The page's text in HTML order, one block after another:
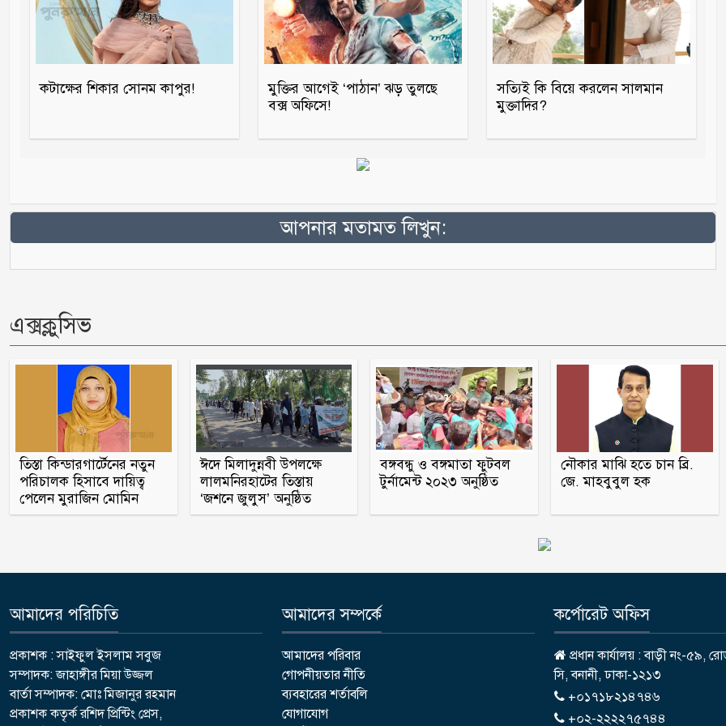
কটাক্ষের শিকার সোনম কাপুর!
মুক্তির আগেই ‘পাঠান’ ঝড় তুলছে
বক্স অফিসে!
সত্যিই কি বিয়ে করলেন সালমান
মুক্তাদির?
আপনার মতামত লিখুন:
এক্সক্লুসিভ
তিস্তা কিন্ডারগার্টেনের নতুন
পরিচালক হিসাবে দায়িত্ব
পেলেন মুরাজিন মোমিন
ঈদে মিলাদুন্নবী উপলক্ষে
লালমনিরহাটের তিস্তায়
‘জশনে জুলুস’ অনুষ্ঠিত
বঙ্গবন্ধু ও বঙ্গমাতা ফুটবল
টুর্নামেন্ট ২০২৩ অনুষ্ঠিত
নৌকার মাঝি হতে চান ব্রি.
জে. মাহবুবুল হক
আমাদের পরিচিতি
প্রকাশক : সাইফুল ইসলাম সবুজ
সম্পাদক: জাহাঙ্গীর মিয়া উজ্জল
বার্তা সম্পাদক: মোঃ মিজানুর রহমান
প্রকাশক কতৃর্ক রশিদ প্রিন্টিং প্রেস,
আমাদের সম্পর্কে
আমাদের পরিবার
গোপনীয়তার নীতি
ব্যবহারের শর্তাবলি
যোগাযোগ
কর্পোরেট অফিস
প্রধান কার্যালয় : বাড়ী নং-৫৯,
সি, বনানী, ঢাকা-১২১৩
+০১৭১৮২১৪৭৪৬
+০২-২২২২৭৫৭৪৪